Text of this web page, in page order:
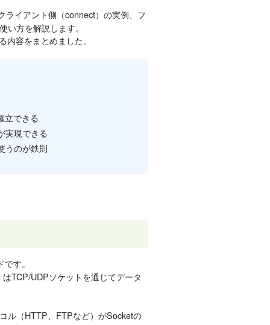
ライアント側（connect）の実例、フ
方を解説します。
容をまとめました。
立できる
実現できる
うのが鉄則
す。
はTCP/UDPソケットを通じてデータ
ル（HTTP、FTPなど）がSocketの